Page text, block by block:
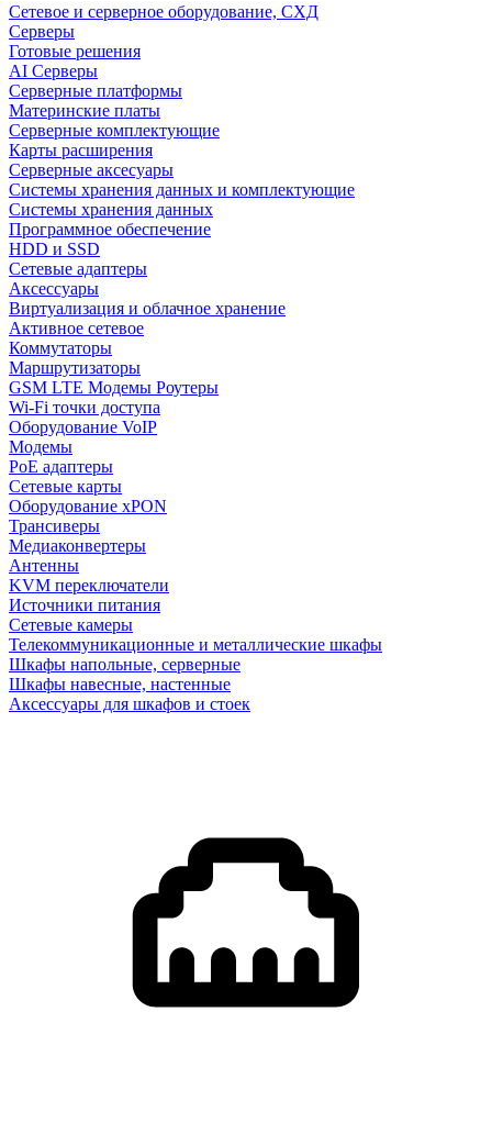
Сетевое и серверное оборудование, СХД
Cерверы
Готовые решения
AI Серверы
Серверные платформы
Материнские платы
Серверные комплектующие
Карты расширения
Серверные аксесуары
Системы хранения данных и комплектующие
Системы хранения данных
Программное обеспечение
HDD и SSD
Сетевые адаптеры
Аксессуары
Виртуализация и облачное хранение
Активное сетевое
Коммутаторы
Маршрутизаторы
GSM LTE Модемы Роутеры
Wi-Fi точки доступа
Оборудование VoIP
Модемы
PoE адаптеры
Сетевые карты
Оборудование xPON
Трансиверы
Медиаконвертеры
Антенны
KVM переключатели
Источники питания
Сетевые камеры
Телекоммуникационные и металлические шкафы
Шкафы напольные, серверные
Шкафы навесные, настенные
Аксессуары для шкафов и стоек